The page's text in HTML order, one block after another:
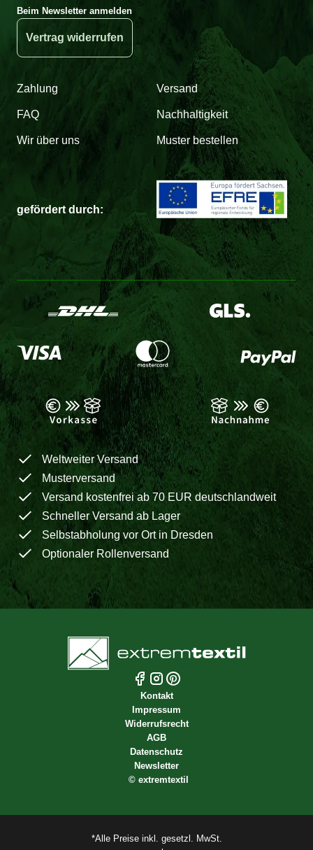
Beim Newsletter anmelden
Vertrag widerrufen
Zahlung Versand
FAQ Nachhaltigkeit
Wir über uns Muster bestellen
gefördert durch:
Weltweiter Versand
Musterversand
Versand kostenfrei ab 70 EUR deutschlandweit
Schneller Versand ab Lager
Selbstabholung vor Ort in Dresden
Optionaler Rollenversand
Kontakt
Impressum
Widerrufsrecht
AGB
Datenschutz
Newsletter
© extremtextil
*Alle Preise inkl. gesetzl. MwSt.